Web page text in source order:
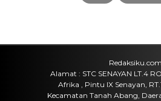
Redaksiku.com
Alamat : STC SENAYAN LT.4
Afrika , Pintu IX Senayan,
Kecamatan Tanah Abang,